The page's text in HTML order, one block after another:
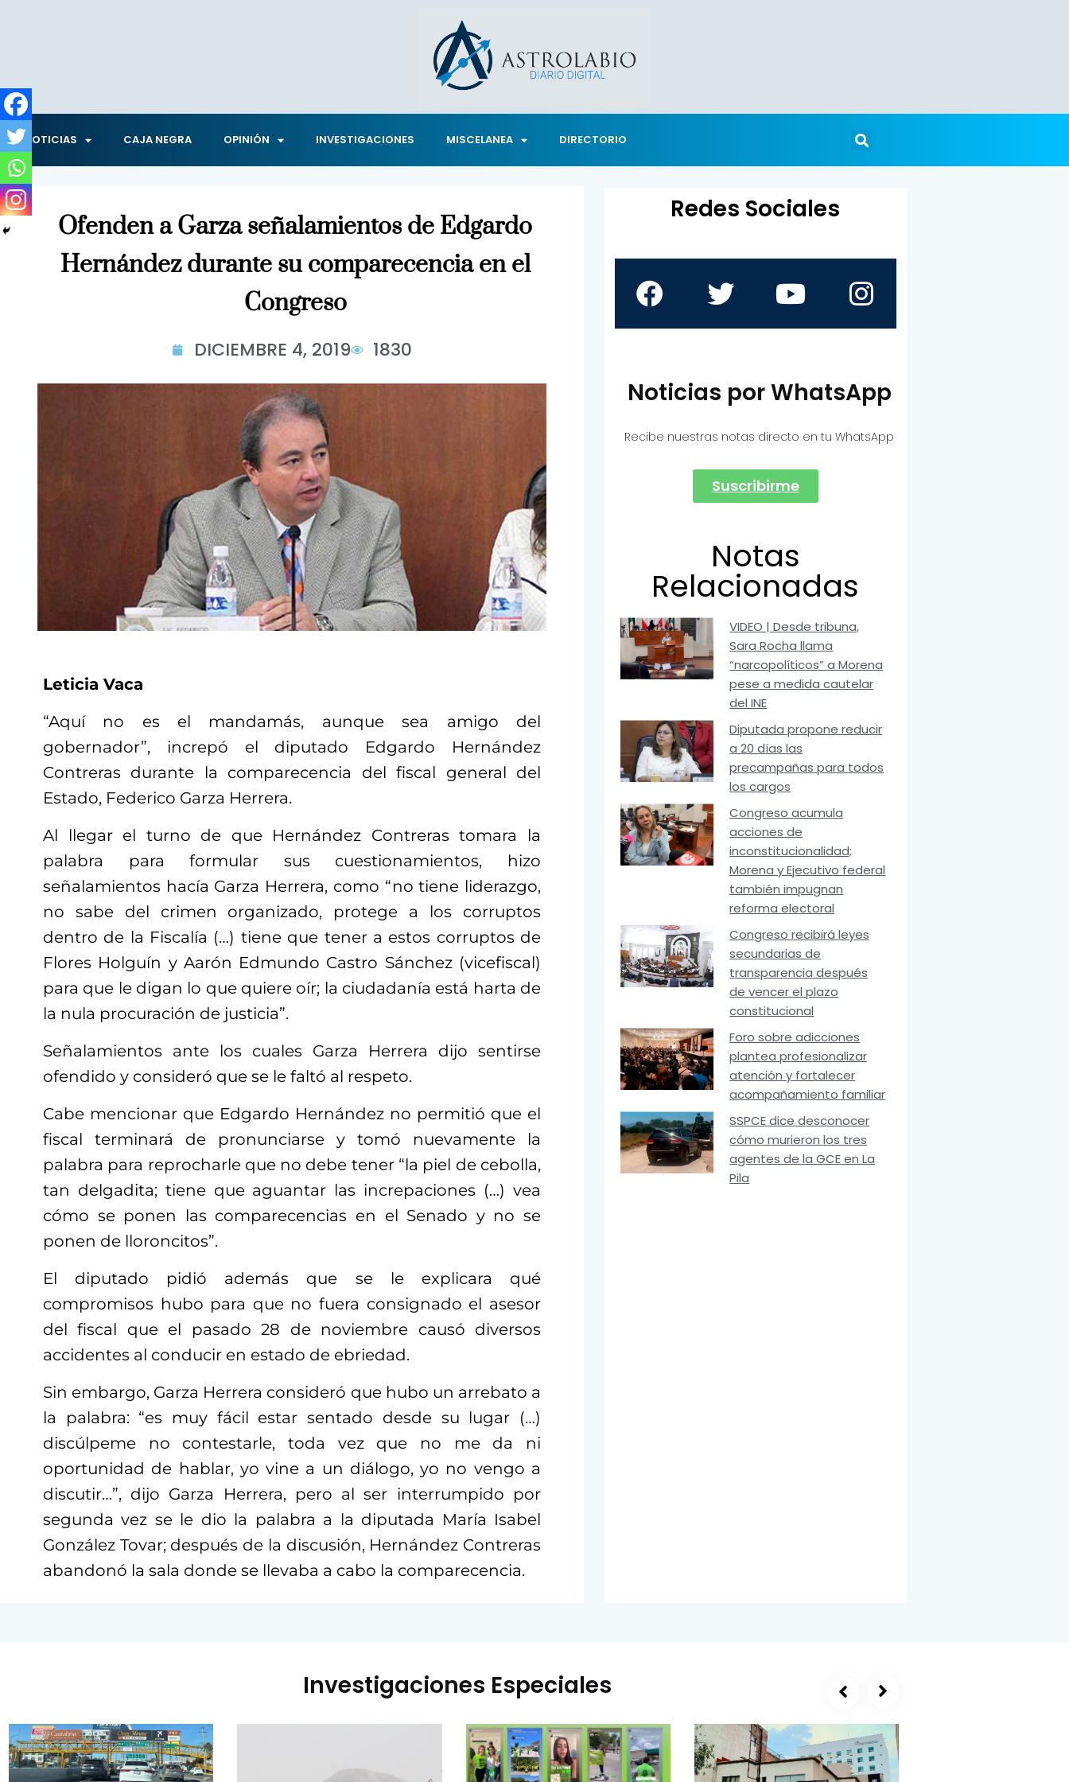
NOTICIAS CAJA NEGRA OPINIÓN INVESTIGACIONES MISCELANEA DIRECTORIO
Ofenden a Garza señalamientos de Edgardo
Hernández durante su comparecencia en el
Congreso
DICIEMBRE 4, 2019 1830
Leticia Vaca
“Aquí no es el mandamás, aunque sea amigo del
gobernador”, increpó el diputado Edgardo Hernández
Contreras durante la comparecencia del fiscal general del
Estado, Federico Garza Herrera.
Al llegar el turno de que Hernández Contreras tomara la
palabra para formular sus cuestionamientos, hizo
señalamientos hacía Garza Herrera, como “no tiene liderazgo,
no sabe del crimen organizado, protege a los corruptos
dentro de la Fiscalía (…) tiene que tener a estos corruptos de
Flores Holguín y Aarón Edmundo Castro Sánchez (vicefiscal)
para que le digan lo que quiere oír; la ciudadanía está harta de
la nula procuración de justicia”.
Señalamientos ante los cuales Garza Herrera dijo sentirse
ofendido y consideró que se le faltó al respeto.
Cabe mencionar que Edgardo Hernández no permitió que el
fiscal terminará de pronunciarse y tomó nuevamente la
palabra para reprocharle que no debe tener “la piel de cebolla,
tan delgadita; tiene que aguantar las increpaciones (…) vea
cómo se ponen las comparecencias en el Senado y no se
ponen de lloroncitos”.
El diputado pidió además que se le explicara qué
compromisos hubo para que no fuera consignado el asesor
del fiscal que el pasado 28 de noviembre causó diversos
accidentes al conducir en estado de ebriedad.
Sin embargo, Garza Herrera consideró que hubo un arrebato a
la palabra: “es muy fácil estar sentado desde su lugar (…)
discúlpeme no contestarle, toda vez que no me da ni
oportunidad de hablar, yo vine a un diálogo, yo no vengo a
discutir…”, dijo Garza Herrera, pero al ser interrumpido por
segunda vez se le dio la palabra a la diputada María Isabel
González Tovar; después de la discusión, Hernández Contreras
abandonó la sala donde se llevaba a cabo la comparecencia.
Redes Sociales
Noticias por WhatsApp
Recibe nuestras notas directo en tu WhatsApp
Suscribirme
Notas
Relacionadas
VIDEO | Desde tribuna,
Sara Rocha llama
“narcopolíticos” a Morena
pese a medida cautelar
del INE
Diputada propone reducir
a 20 días las
precampañas para todos
los cargos
Congreso acumula
acciones de
inconstitucionalidad;
Morena y Ejecutivo federal
también impugnan
reforma electoral
Congreso recibirá leyes
secundarias de
transparencia después
de vencer el plazo
constitucional
Foro sobre adicciones
plantea profesionalizar
atención y fortalecer
acompañamiento familiar
SSPCE dice desconocer
cómo murieron los tres
agentes de la GCE en La
Pila
Investigaciones Especiales